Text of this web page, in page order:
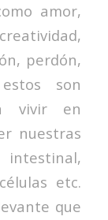
amor,
perdón,
son
vivir en
nuestras
etc.
que